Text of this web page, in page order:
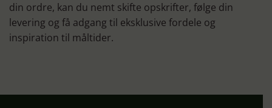
din ordre, kan du nemt skifte opskrifter, følge din
levering og få adgang til eksklusive fordele og
inspiration til måltider.